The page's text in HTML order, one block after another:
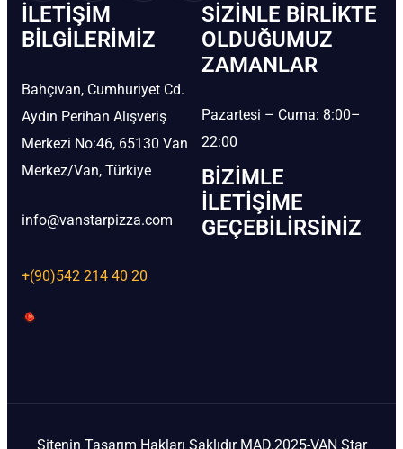
İLETIŞIM
BİLGILERIMIZ
Bahçıvan, Cumhuriyet Cd.
Aydın Perihan Alışveriş
Merkezi No:46, 65130 Van
Merkez/Van, Türkiye
info@vanstarpizza.com
+(90)542 214 40 20
SIZINLE BIRLIKTE
OLDUĞUMUZ
ZAMANLAR
Pazartesi – Cuma: 8:00–
22:00
BIZIMLE
İLETIŞIME
GEÇEBILIRSINIZ
Sitenin Tasarım Hakları Saklıdır MAD.2025-VAN Star